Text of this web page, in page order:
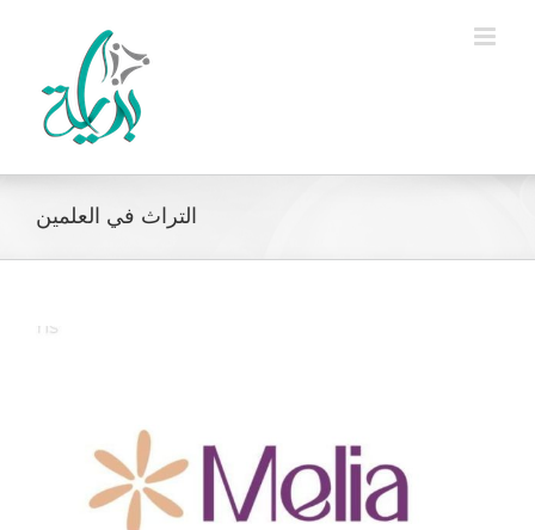
التراث في العلمين